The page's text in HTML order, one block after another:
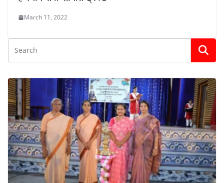
March 11, 2022